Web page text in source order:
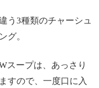
う3種類のチャーシュ
グ。
スープは、あっさり
すので、一度口に入